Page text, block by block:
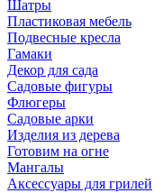
Шатры
Пластиковая мебель
Подвесные кресла
Гамаки
Декор для сада
Садовые фигуры
Флюгеры
Садовые арки
Изделия из дерева
Готовим на огне
Мангалы
Аксессуары для грилей